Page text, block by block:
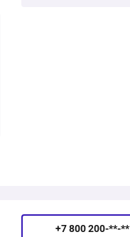
+7 800 200-**-**